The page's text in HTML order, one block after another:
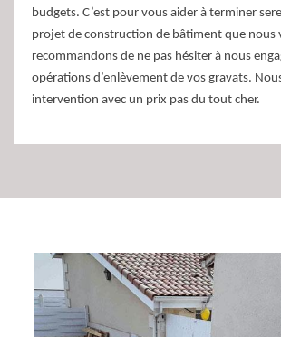
budgets. C’est pour vous aider à terminer
projet de construction de bâtiment que nous
recommandons de ne pas hésiter à nous
opérations d’enlèvement de vos gravats.
intervention avec un prix pas du tout cher.